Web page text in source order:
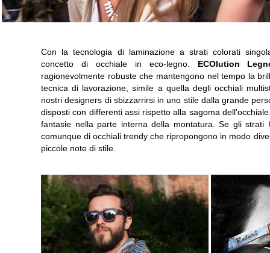
Con la tecnologia di laminazione a strati colorati
concetto di occhiale in eco-legno. ECOlution
ragionevolmente robuste che mantengono nel tempo la
tecnica di lavorazione, simile a quella degli occhiali
nostri designers di sbizzarrirsi in uno stile dalla grande
disposti con differenti assi rispetto alla sagoma
fantasie nella parte interna della montatura. Se gli
comunque di occhiali trendy che ripropongono in modo
piccole note di stile.